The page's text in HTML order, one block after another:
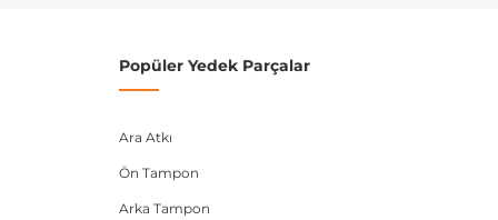
Popüler Yedek Parçalar
Ara Atkı
Ön Tampon
Arka Tampon